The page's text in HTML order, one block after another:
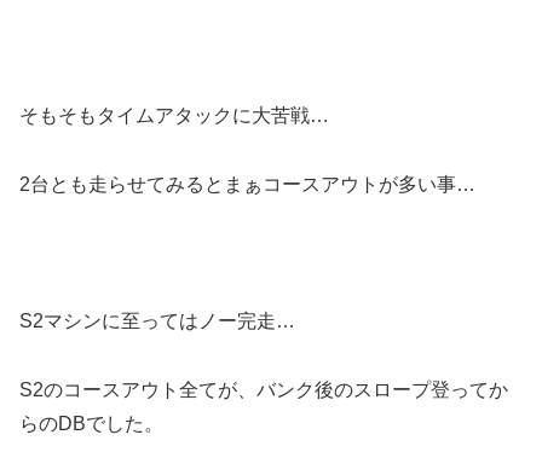
そもそもタイムアタックに大苦戦…
2台とも走らせてみるとまぁコースアウトが多い事…
S2マシンに至ってはノー完走…
S2のコースアウト全てが、バンク後のスロープ登ってか
らのDBでした。